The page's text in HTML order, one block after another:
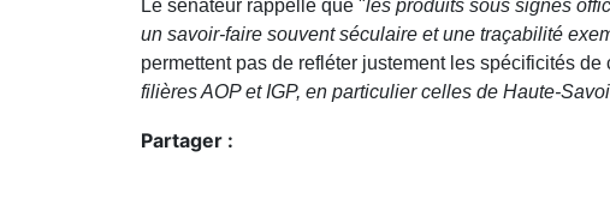
Le sénateur rappelle que "les produits sous signes
un savoir-faire souvent séculaire et une traçabilité
permettent pas de refléter justement les spécificités
filières AOP et IGP, en particulier celles de Haute-
Partager :